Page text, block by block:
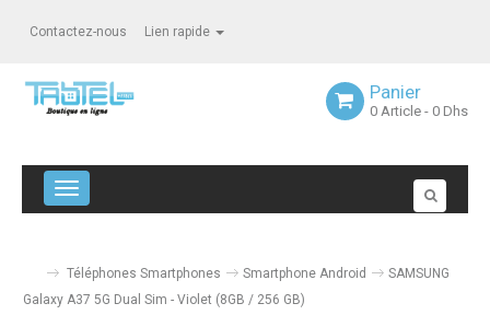
Contactez-nous Lien rapide
Panier
0 Article - 0 Dhs
Navigation bascule
Téléphones Smartphones Smartphone Android
SAMSUNG
Galaxy A37 5G Dual Sim - Violet (8GB / 256 GB)